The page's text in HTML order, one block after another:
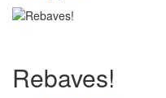
Rebaves!